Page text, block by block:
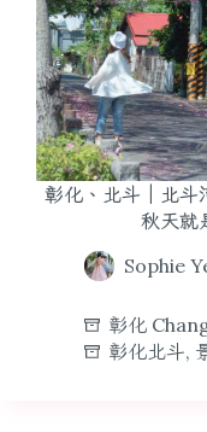
彰化、北斗｜北斗
秋天就
Sophie
彰化
彰化北斗,